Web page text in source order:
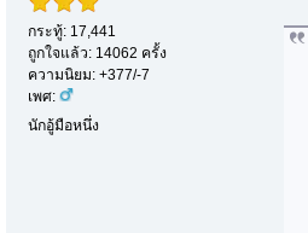
กระทู้: 17,441
ถูกใจแล้ว: 14062 ครั้ง
ความนิยม: +377/-7
เพศ:
นักอู้มือหนึ่ง